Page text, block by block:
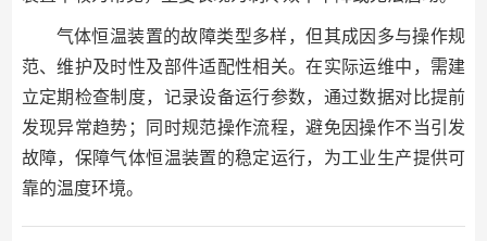
气体恒温装置的故障类型多样，但其成因多与操作规
范、维护及时性及部件适配性相关。在实际运维中，需建
立定期检查制度，记录设备运行参数，通过数据对比提前
发现异常趋势；同时规范操作流程，避免因操作不当引发
故障，保障气体恒温装置的稳定运行，为工业生产提供可
靠的温度环境。